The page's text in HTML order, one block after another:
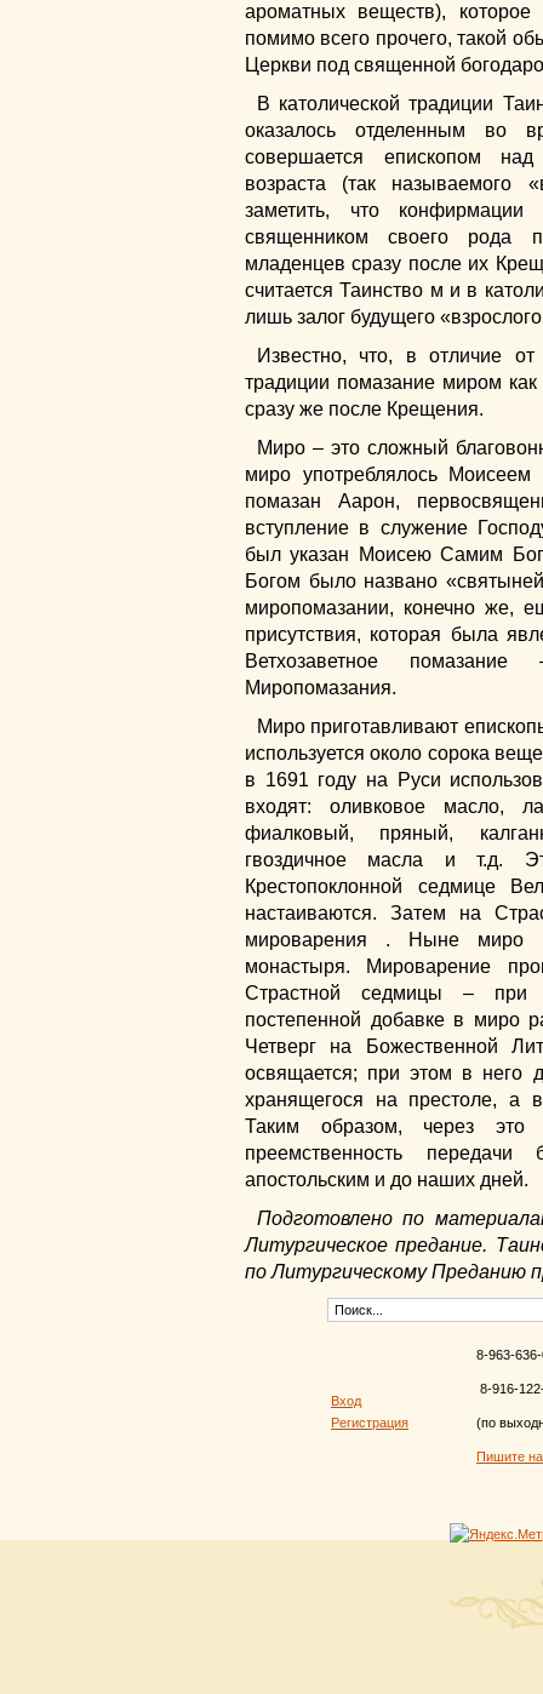
ароматных веществ), которое
помимо всего прочего, такой
Церкви под священной
В католической традиции
оказалось отделенным во
совершается епископом
возраста (так называемого
заметить, что конфирмации
священником своего рода
младенцев сразу после их
считается Таинство м и в
лишь залог будущего
Известно, что, в отличие
традиции помазание миром
сразу же после Крещения.
Миро – это сложный
миро употреблялось
помазан Аарон,
вступление в служение
был указан Моисею Самим
Богом было названо
миропомазании, конечно же,
присутствия, которая была
Ветхозаветное
Миропомазания.
Миро приготавливают
используется около сорока
в 1691 году на Руси
входят: оливковое масло,
фиалковый, пряный,
гвоздичное масла и т.д.
Крестопоклонной седмице
настаиваются. Затем на
мироварения . Ныне миро
монастыря. Мироварение
Страстной седмицы – при
постепенной добавке в миро
Четверг на Божественной
освящается; при этом в него
хранящегося на престоле, а
Таким образом, через это
преемственность
апостольским и до наших дней.
Подготовлено по
Литургическое предание.
по Литургическому Преданию
Вход
Регистрация
8-963-
8-916-
(по
Пишите